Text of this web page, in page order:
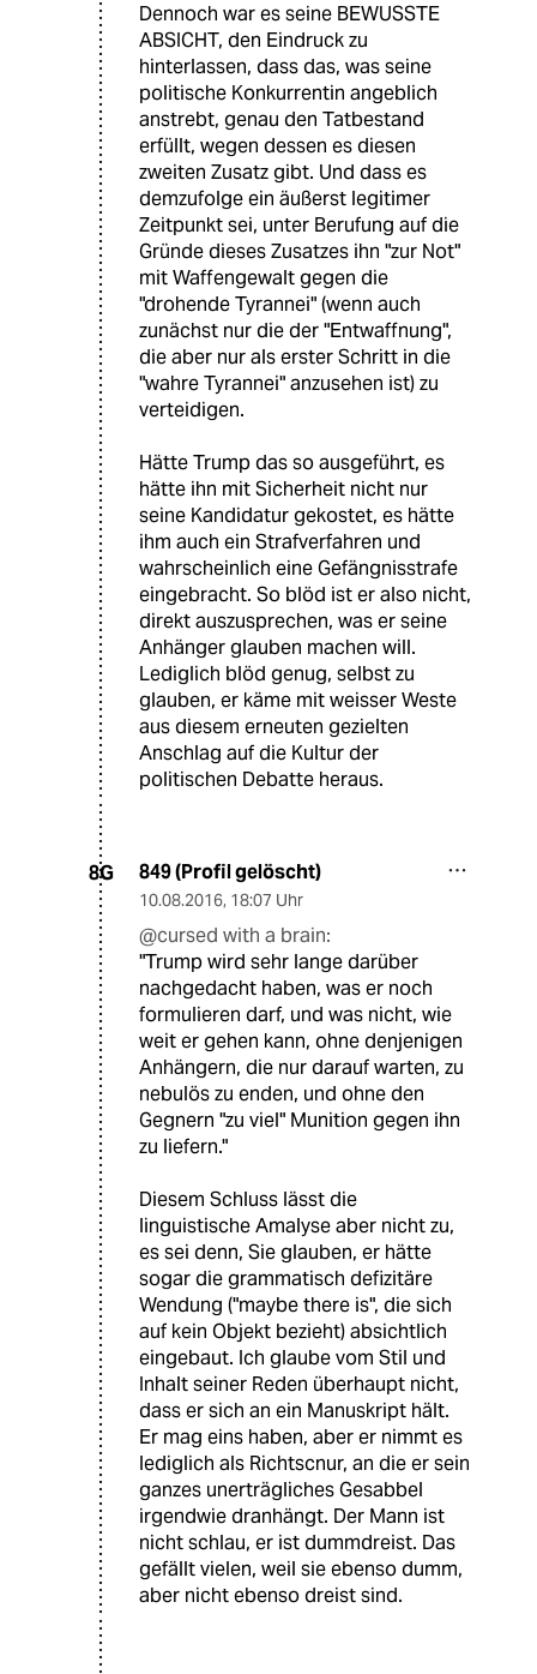
Dennoch war es seine BEWUSSTE
ABSICHT, den Eindruck zu
hinterlassen, dass das, was seine
politische Konkurrentin angeblich
anstrebt, genau den Tatbestand
erfüllt, wegen dessen es diesen
zweiten Zusatz gibt. Und dass es
demzufolge ein äußerst legitimer
Zeitpunkt sei, unter Berufung auf die
Gründe dieses Zusatzes ihn "zur Not"
mit Waffengewalt gegen die
"drohende Tyrannei" (wenn auch
zunächst nur die der "Entwaffnung",
die aber nur als erster Schritt in die
"wahre Tyrannei" anzusehen ist) zu
verteidigen.
Hätte Trump das so ausgeführt, es
hätte ihn mit Sicherheit nicht nur
seine Kandidatur gekostet, es hätte
ihm auch ein Strafverfahren und
wahrscheinlich eine Gefängnisstrafe
eingebracht. So blöd ist er also nicht,
direkt auszusprechen, was er seine
Anhänger glauben machen will.
Lediglich blöd genug, selbst zu
glauben, er käme mit weisser Weste
aus diesem erneuten gezielten
Anschlag auf die Kultur der
politischen Debatte heraus.
8G 849 (Profil gelöscht)
10.08.2016, 18:07 Uhr
@cursed with a brain:
"Trump wird sehr lange darüber
nachgedacht haben, was er noch
formulieren darf, und was nicht, wie
weit er gehen kann, ohne denjenigen
Anhängern, die nur darauf warten, zu
nebulös zu enden, und ohne den
Gegnern "zu viel" Munition gegen ihn
zu liefern."
Diesem Schluss lässt die
linguistische Amalyse aber nicht zu,
es sei denn, Sie glauben, er hätte
sogar die grammatisch defizitäre
Wendung ("maybe there is", die sich
auf kein Objekt bezieht) absichtlich
eingebaut. Ich glaube vom Stil und
Inhalt seiner Reden überhaupt nicht,
dass er sich an ein Manuskript hält.
Er mag eins haben, aber er nimmt es
lediglich als Richtscnur, an die er sein
ganzes unerträgliches Gesabbel
irgendwie dranhängt. Der Mann ist
nicht schlau, er ist dummdreist. Das
gefällt vielen, weil sie ebenso dumm,
aber nicht ebenso dreist sind.